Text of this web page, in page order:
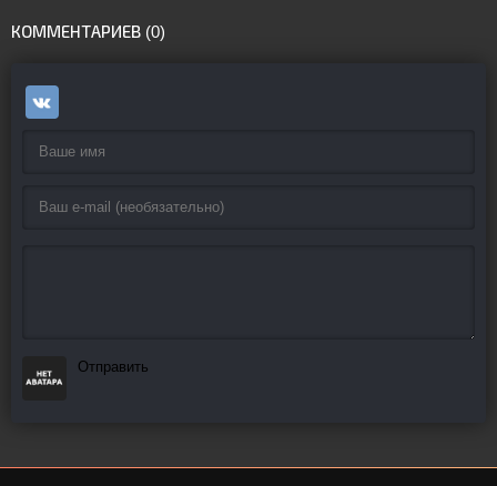
КОММЕНТАРИЕВ (0)
Отправить